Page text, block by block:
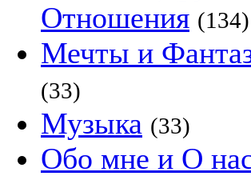
Отношения (134)
Мечты и
(33)
Музыка (33)
Обо мне и О